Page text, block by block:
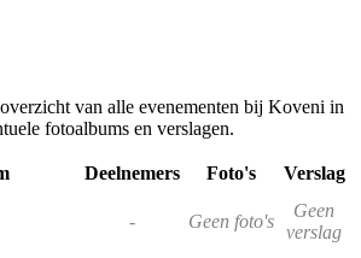
van alle evenementen bij Koveni in
fotoalbums en verslagen.
Deelnemers Foto's
Verslag
- Geen foto's
Geen
verslag